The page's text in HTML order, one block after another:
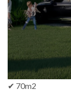
✔ 70m2